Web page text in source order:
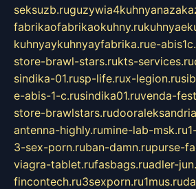
seksuzb.ru
fabrikaofabrikaokuhny.ru
kuhnyaykuhnyayfabrika.rue-
store-brawl-stars.rukts-services.ru
sindika-01.rusp-life.rux-legion.ru
e-abis-1-c.rusindika01.ruvenda-
store-brawlstars.ru
antenna-highly.rumine-lab-msk.ru
3-sex-porn.ruban-damn.rupurse-
viagra-tablet.rufasbags.ruadler-
fincontech.ru3sexporn.ru1mus.ru